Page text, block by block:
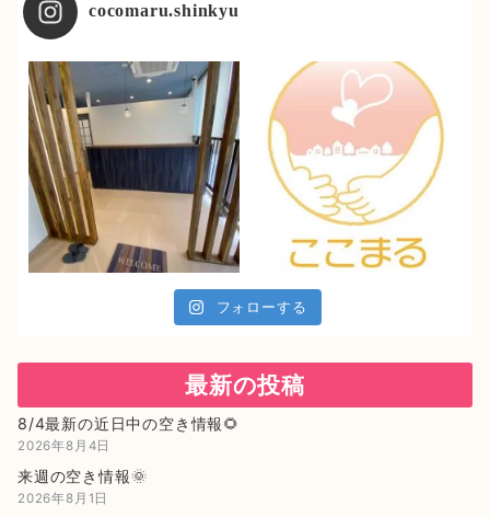
cocomaru.shinkyu
フォローする
最新の投稿
8/4最新の近日中の空き情報🌻
2026年8月4日
来週の空き情報🌞
2026年8月1日